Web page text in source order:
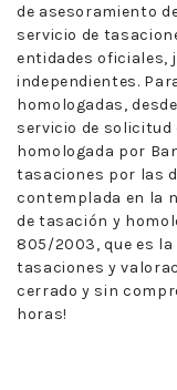
de asesoramiento
servicio de
entidades oficiales,
independientes.
homologadas,
servicio de
homologada por
tasaciones por las
contemplada en la
de tasación y
805/2003, que es
tasaciones y
cerrado y sin
horas!